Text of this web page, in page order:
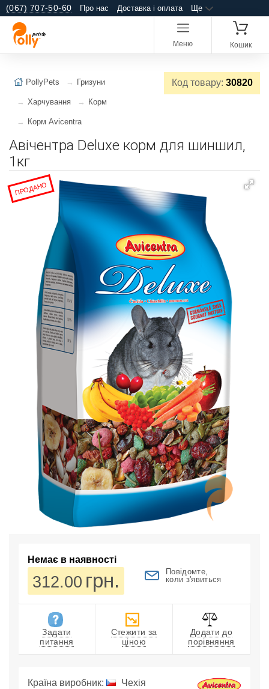
(067) 707-50-60 Про нас Доставка і оплата Ще
Меню Кошик
Код товару: 30820
PollyPets Гризуни
Харчування Корм
Корм Avicentra
Авічентра Deluxe корм для шиншил,
1кг
ПРОДАНО
Немає в наявності
312.00 грн.
Повідомте,
коли з'явиться
Задати
питання
Стежити за
ціною
Додати до
порівняння
Країна виробник:
Чехія